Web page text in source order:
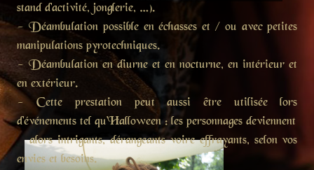
stand d'activité, jonglerie, …).
- Déambulation possible en échasses et / ou avec petites
manipulations pyrotechniques.
- Déambulation en diurne et en nocturne, en intérieur et
en extérieur.
- Cette prestation peut aussi être utilisée lors
d'événements tel qu'Halloween : les personnages deviennent
alors intrigants, dérangeants voire effrayants, selon vos
envies et besoins.